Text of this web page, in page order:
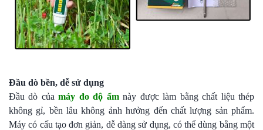
Đầu dò bền, dễ sử dụng
Đầu dò củamáy đo độ ẩmnày được làm bằng chất liệu thép
không gỉ, bền lâu không ảnh hưởng đến chất lượng sản phẩm.
Máy có cấu tạo đơn giản, dễ dàng sử dụng, có thể dùng bằng một